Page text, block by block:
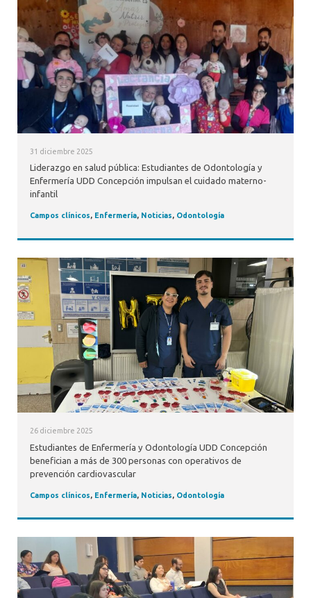
31 diciembre 2025
Liderazgo en salud pública: Estudiantes de Odontología y
Enfermería UDD Concepción impulsan el cuidado materno-
infantil
Campos clínicos, Enfermería, Noticias, Odontología
26 diciembre 2025
Estudiantes de Enfermería y Odontología UDD Concepción
benefician a más de 300 personas con operativos de
prevención cardiovascular
Campos clínicos, Enfermería, Noticias, Odontología